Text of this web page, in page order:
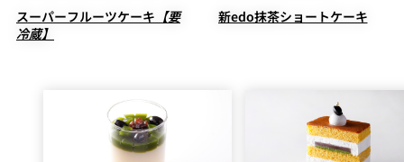
スーパーフルーツケーキ 【要
冷蔵】
新edo抹茶ショートケーキ